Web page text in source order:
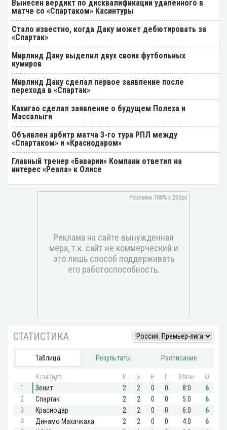
Вынесен вердикт по дисквалификации удаленного в
матче со «Спартаком» Касинтуры
Стало известно, когда Даку может дебютировать за
«Спартак»
Мирлинд Даку выделил двух своих футбольных
кумиров
Мирлинд Даку сделал первое заявление после
перехода в «Спартак»
Кахигао сделал заявление о будущем Полеха и
Массалыги
Объявлен арбитр матча 3-го тура РПЛ между
«Спартаком» и «Краснодаром»
Главный тренер «Баварии» Компани ответил на
интерес «Реала» к Олисе